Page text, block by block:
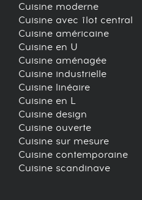
Cuisine moderne
Cuisine avec îlot central
Cuisine américaine
Cuisine en U
Cuisine aménagée
Cuisine industrielle
Cuisine linéaire
Cuisine en L
Cuisine design
Cuisine ouverte
Cuisine sur mesure
Cuisine contemporaine
Cuisine scandinave